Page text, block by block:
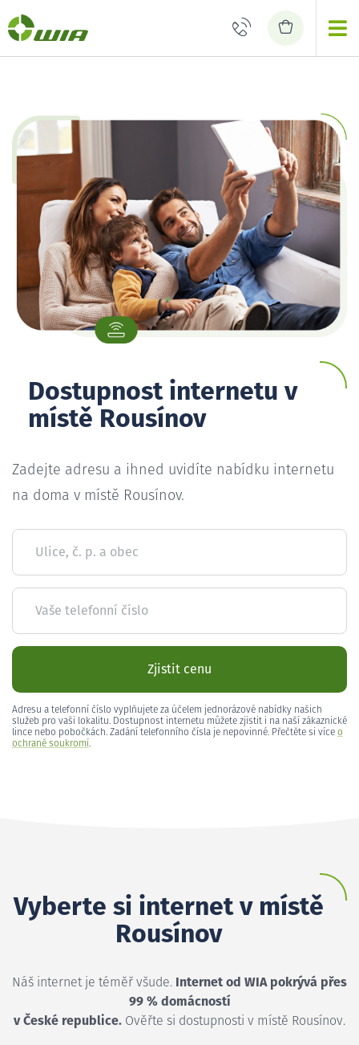
Dostupnost internetu v
místě Rousínov
Zadejte adresu a ihned uvidíte nabídku internetu
na doma v místě Rousínov.
Ulice, č. p. a obec
Vaše telefonní číslo
Zjistit cenu
Adresu a telefonní číslo vyplňujete za účelem jednorázové nabídky našich
služeb pro vaši lokalitu. Dostupnost internetu můžete zjistit i na naší zákaznické
lince nebo pobočkách. Zadání telefonního čísla je nepovinné. Přečtěte si více o
ochraně soukromí.
Vyberte si internet v místě
Rousínov
Náš internet je téměř všude. Internet od WIA pokrývá přes
99 % domácností
v České republice. Ověřte si dostupnosti v místě Rousínov.